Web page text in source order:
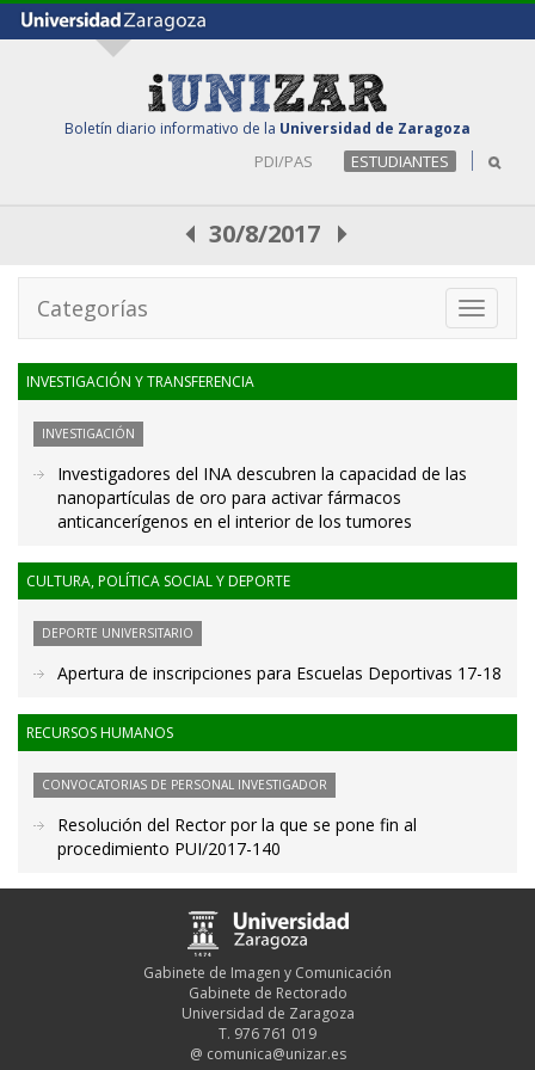
Boletín diario informativo de la Universidad de Zaragoza
PDI/PAS ESTUDIANTES
30/8/2017
Toggle
Categorías
INVESTIGACIÓN Y TRANSFERENCIA
INVESTIGACIÓN
Investigadores del INA descubren la capacidad de las
nanopartículas de oro para activar fármacos
anticancerígenos en el interior de los tumores
CULTURA, POLÍTICA SOCIAL Y DEPORTE
DEPORTE UNIVERSITARIO
Apertura de inscripciones para Escuelas Deportivas 17-18
RECURSOS HUMANOS
CONVOCATORIAS DE PERSONAL INVESTIGADOR
Resolución del Rector por la que se pone fin al
procedimiento PUI/2017-140
Gabinete de Imagen y Comunicación
Gabinete de Rectorado
Universidad de Zaragoza
T. 976 761 019
@ comunica@unizar.es